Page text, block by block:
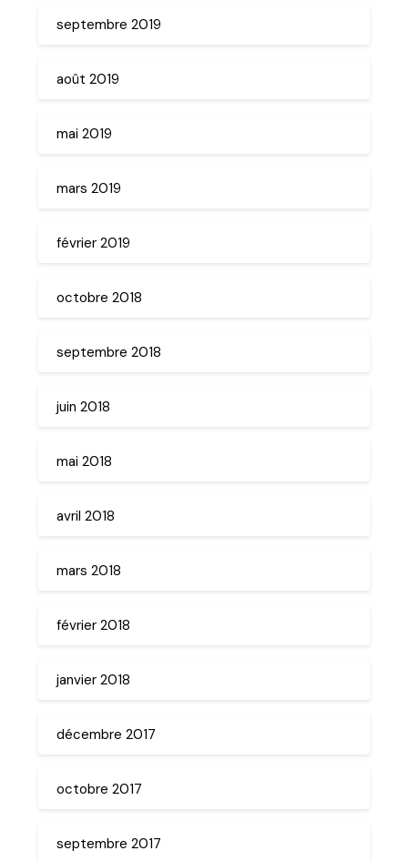
septembre 2019
août 2019
mai 2019
mars 2019
février 2019
octobre 2018
septembre 2018
juin 2018
mai 2018
avril 2018
mars 2018
février 2018
janvier 2018
décembre 2017
octobre 2017
septembre 2017